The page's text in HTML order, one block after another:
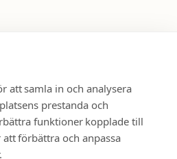
att samla in och analysera
prestanda och
funktioner kopplade till
förbättra och anpassa